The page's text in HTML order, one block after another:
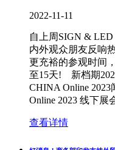
2022-11-11
自上周SIGN &
内外观众朋友反响
更充裕的参观时间
至15天! 新档期
CHINA Online
Online 2023 线下展
查看详情